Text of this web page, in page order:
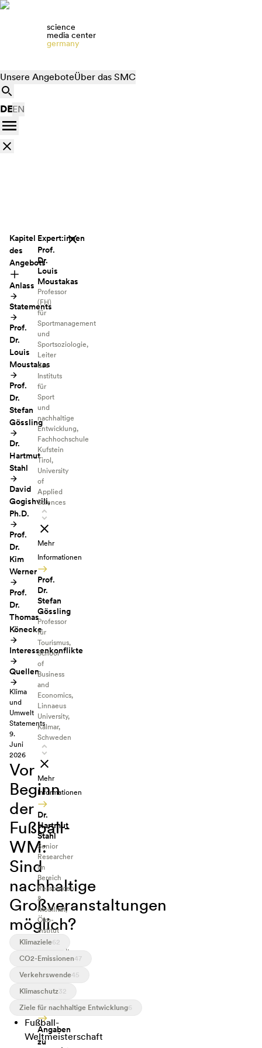
science
media center
germany
Unsere AngeboteÜber das SMC
DEEN
Kapitel
des
Angebots
Anlass
Statements
Prof.
Dr.
Louis
Moustakas
Prof.
Dr.
Stefan
Gössling
Dr.
Hartmut
Stahl
David
Gogishvili,
Ph.D.
Prof.
Dr.
Kim
Werner
Prof.
Dr.
Thomas
Könecke
Interessenkonflikte
Quellen
Klima
und
Umwelt
Statements
9.
Juni
2026
Vor
Beginn
der
Fußball-
WM:
Sind
nachhaltige
Großveranstaltungen
möglich?
Klimaziele62
CO2-Emissionen47
Verkehrswende45
Klimaschutz32
Ziele für nachhaltige Entwicklung6
Fußball-
Weltmeisterschaft
Expert:innen
Prof.
Dr.
Louis
Moustakas
Professor
(FH)
für
Sportmanagement
und
Sportsoziologie,
Leiter
des
Instituts
für
Sport
und
nachhaltige
Entwicklung,
Fachhochschule
Kufstein
Tirol,
University
of
Applied
Sciences
Mehr
Informationen
Prof.
Dr.
Stefan
Gössling
Professor
für
Tourismus,
School
of
Business
and
Economics,
Linnaeus
University,
Kalmar,
Schweden
Mehr
Informationen
Dr.
Hartmut
Stahl
Senior
Researcher
im
Bereich
Ressourcen
&
Mobilität,
Öko-
Institut
e.V.,
Darmstadt
Mehr
Informationen
Angaben
zu